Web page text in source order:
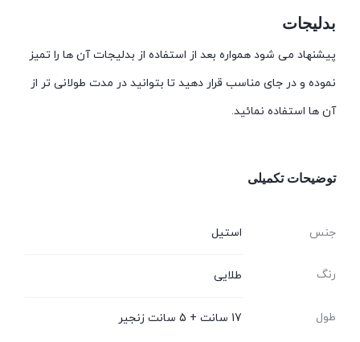
بدلیجات
پیشنهاد می شود همواره بعد از استفاده از بدلیجات آن ها را تمیز
نموده و در جای مناسب قرار دهید تا بتوانید در مدت طولانی تر از
آن ها استفاده نمائید.
توضیحات تکمیلی
جنس استیل
رنگ طلایی
طول 17 سانت + 5 سانت زنجیر